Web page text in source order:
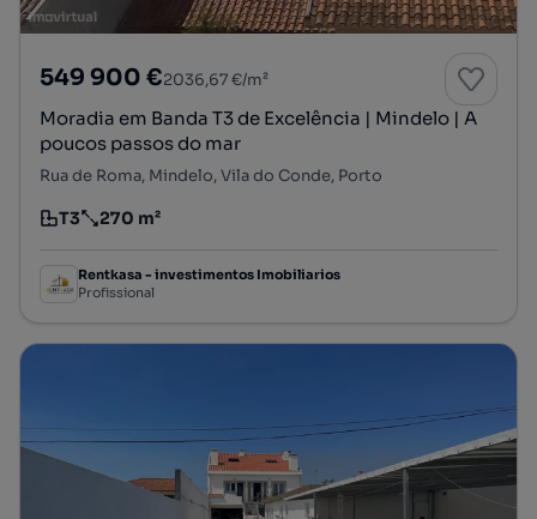
549 900 €2036,67 €/m²
Moradia em Banda T3 de Excelência | Mindelo | A
poucos passos do mar
Rua de Roma, Mindelo, Vila do Conde, Porto
Tipologia
T3
Preço por metro quadrado
270 m²
Rentkasa - investimentos Imobiliarios
Profissional